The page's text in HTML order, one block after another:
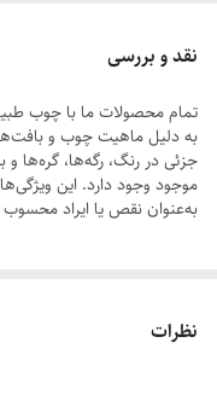
وجود چوب طبیعی در محیط
های منفی بوده است چقدر
چوب طبیعی و طرح مدرن و
کمی از میز تحریر استفاده
مجموعه تولیدی آقای‌نجار
نقد و بررسی
تمام محصولات ما با چوب
به دلیل ماهیت چوب و
جزئی در رنگ، رگه‌ها، گره‌ها
موجود وجود دارد. این
به‌عنوان نقص یا ایراد
سفارش به‌منزله‌ی پذیرش این
نظرات